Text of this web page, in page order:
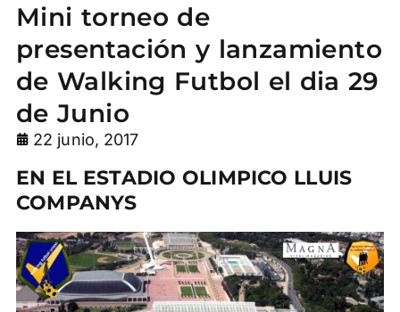
Mini torneo de
presentación y lanzamiento
de Walking Futbol el dia 29
de Junio
22 junio, 2017
EN EL ESTADIO OLIMPICO LLUIS
COMPANYS